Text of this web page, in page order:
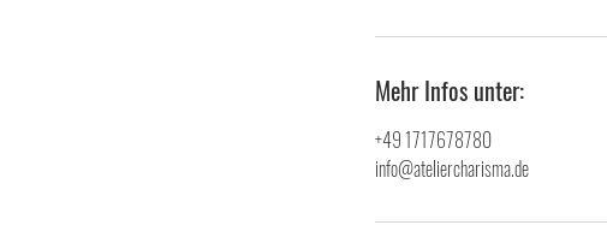
Mehr Infos unter:
+49 1717678780
info@ateliercharisma.de